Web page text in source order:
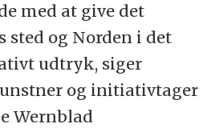
med at give det
sted og Norden i det
udtryk, siger
og initiativtager
Wernblad